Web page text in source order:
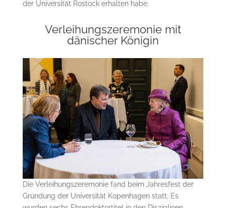
der Universität Rostock erhalten habe.
Verleihungszeremonie mit
dänischer Königin
Die Verleihungszeremonie fand beim Jahresfest der
Gründung der Universität Kopenhagen statt. Es